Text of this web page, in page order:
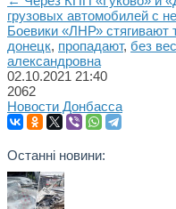
грузовых автомобилей с
Боевики «ЛНР» стягивают
донецк, пропадают, без
александровна
02.10.2021 21:40
2062
Новости Донбасса
Останні новини: